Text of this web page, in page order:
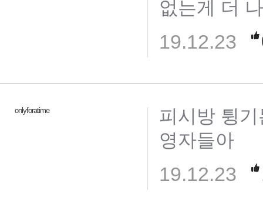
없는게 더
19.12.23
onlyforatime
피시방 튕
영자들아
19.12.23